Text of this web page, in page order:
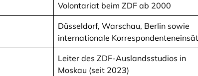
Volontariat beim ZDF ab 2000
Düsseldorf, Warschau, Berlin sowie
internationale
Leiter des ZDF-Auslandsstudios in
Moskau (seit 2023)